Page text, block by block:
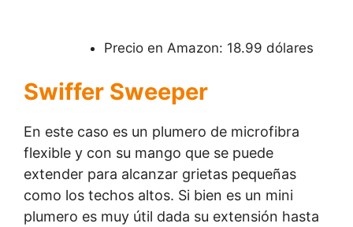
Precio en Amazon: 18.99 dólares
Swiffer Sweeper
En este caso es un plumero de microfibra
flexible y con su mango que se puede
extender para alcanzar grietas pequeñas
como los techos altos. Si bien es un mini
plumero es muy útil dada su extensión hasta